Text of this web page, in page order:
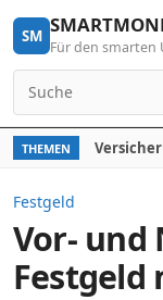
Skip to content
SM
Für den smarten
Search for:
THEMEN
Festgeld
Vor- und
Festgeld